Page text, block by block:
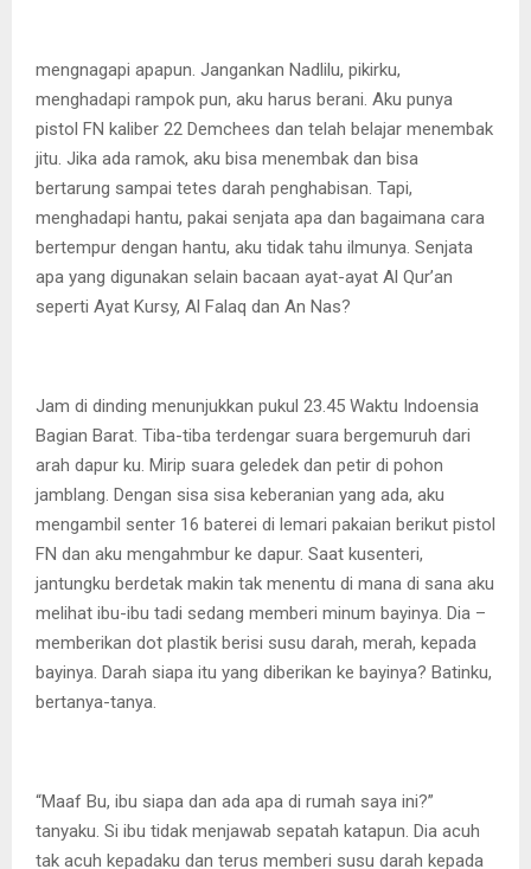
mengnagapi apapun. Jangankan Nadlilu, pikirku,
menghadapi rampok pun, aku harus berani. Aku punya
pistol FN kaliber 22 Demchees dan telah belajar menembak
jitu. Jika ada ramok, aku bisa menembak dan bisa
bertarung sampai tetes darah penghabisan. Tapi,
menghadapi hantu, pakai senjata apa dan bagaimana cara
bertempur dengan hantu, aku tidak tahu ilmunya. Senjata
apa yang digunakan selain bacaan ayat-ayat Al Qur’an
seperti Ayat Kursy, Al Falaq dan An Nas?
Jam di dinding menunjukkan pukul 23.45 Waktu Indoensia
Bagian Barat. Tiba-tiba terdengar suara bergemuruh dari
arah dapur ku. Mirip suara geledek dan petir di pohon
jamblang. Dengan sisa sisa keberanian yang ada, aku
mengambil senter 16 baterei di lemari pakaian berikut pistol
FN dan aku mengahmbur ke dapur. Saat kusenteri,
jantungku berdetak makin tak menentu di mana di sana aku
melihat ibu-ibu tadi sedang memberi minum bayinya. Dia –
memberikan dot plastik berisi susu darah, merah, kepada
bayinya. Darah siapa itu yang diberikan ke bayinya? Batinku,
bertanya-tanya.
“Maaf Bu, ibu siapa dan ada apa di rumah saya ini?”
tanyaku. Si ibu tidak menjawab sepatah katapun. Dia acuh
tak acuh kepadaku dan terus memberi susu darah kepada